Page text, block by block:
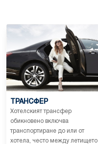
ТРАНСФЕР
Хотелският трансфер
обикновено включва
транспортиране до или от
хотела, често между летището